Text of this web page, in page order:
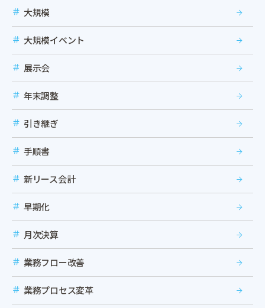
大規模
大規模イベント
展示会
年末調整
引き継ぎ
手順書
新リース会計
早期化
月次決算
業務フロー改善
業務プロセス変革